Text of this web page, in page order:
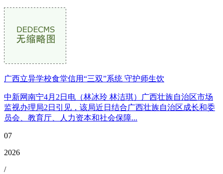
广西立异学校食堂信用“三双”系统 守护师生饮
中新网南宁4月2日电（林冰玲 林洁琪）广西壮族自治区市场
监视办理局2日引见，该局近日结合广西壮族自治区成长和委
员会、教育厅、人力资本和社会保障...
07
2026
/